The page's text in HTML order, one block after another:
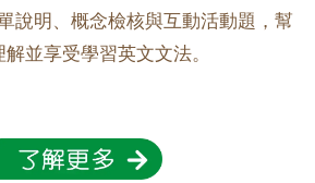
說明、概念檢核與互動活動題，幫
並享受學習英文文法。